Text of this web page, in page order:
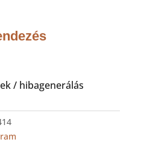
/ hibagenerálás